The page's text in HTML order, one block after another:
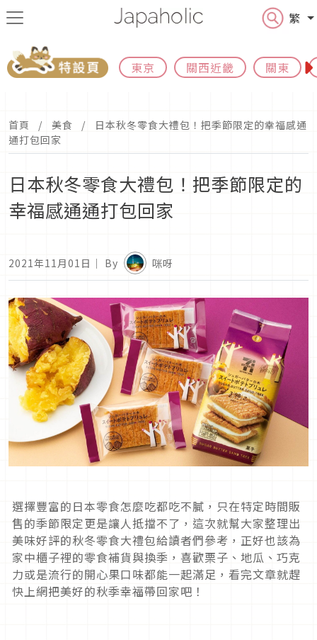
繁
東京 關西近畿 關東
首頁 美食
日本秋冬零食大禮包！把季節限定的幸福感通
通打包回家
日本秋冬零食大禮包！把季節限定的
幸福感通通打包回家
2021年11月01日 ｜ By 咪呀
選擇豐富的日本零食怎麼吃都吃不膩，只在特定時間販
售的季節限定更是讓人抵擋不了，這次就幫大家整理出
美味好評的秋冬零食大禮包給讀者們參考，正好也該為
家中櫃子裡的零食補貨與換季，喜歡栗子、地瓜、巧克
力或是流行的開心果口味都能一起滿足，看完文章就趕
快上網把美好的秋季幸福帶回家吧！